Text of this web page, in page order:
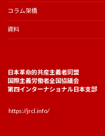
コラム架橋
資料
日本革命的共産主義者同盟
国際主義労働者全国協議会
第四インターナショナル日本支部
https://jrcl.info/